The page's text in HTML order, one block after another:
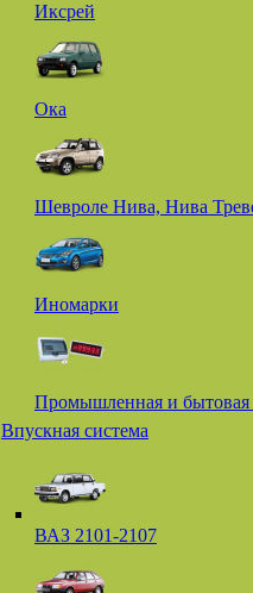
Иксрей
Ока
Шевроле Нива, Нива
Иномарки
Промышленная и бытовая
Впускная система
ВАЗ 2101-2107